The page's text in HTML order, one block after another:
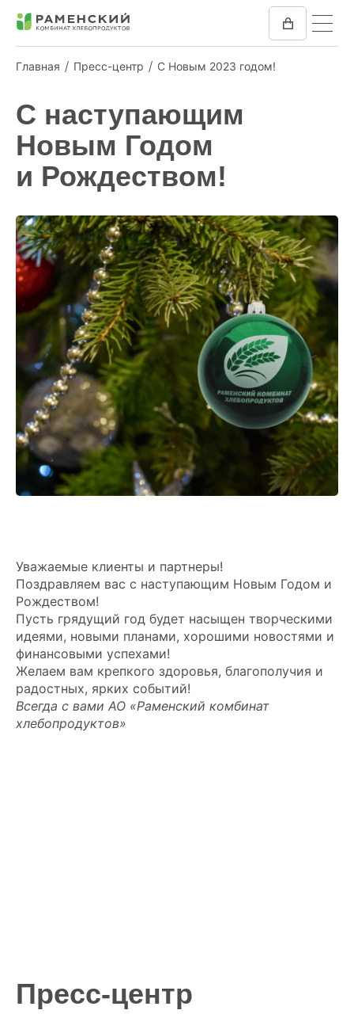
Главная Пресс-центр С Новым 2023 годом!
С наступающим
Новым Годом
и Рождеством!
Уважаемые клиенты и партнеры!
Поздравляем вас с наступающим Новым Годом и
Рождеством!
Пусть грядущий год будет насыщен творческими
идеями, новыми планами, хорошими новостями и
финансовыми успехами!
Желаем вам крепкого здоровья, благополучия и
радостных, ярких событий!
Всегда с вами АО «Раменский комбинат
хлебопродуктов»
Пресс-центр
МУКА
КОМПАНИЯ
ПРЕСС-ЦЕНТР
ОТЗЫВЫ
ВАКАНСИИ
ЗАКУПКИ
ХОЗЯЙСТВАМ
ОПТОВИКАМ
ПРАЙС
ГДЕ КУПИТЬ
ПРАЙС-ЛИСТ
КАЛЬКУЛЯТОР КОМБИКОРМА